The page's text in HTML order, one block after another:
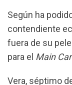
b
o
o
k
s
A
p
p
Según ha
contendiente
fuera de su
para el Main
Vera, séptimo